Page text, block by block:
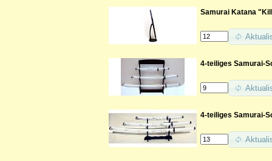
Samurai Katana
4-teiliges Samurai-
4-teiliges Samurai-